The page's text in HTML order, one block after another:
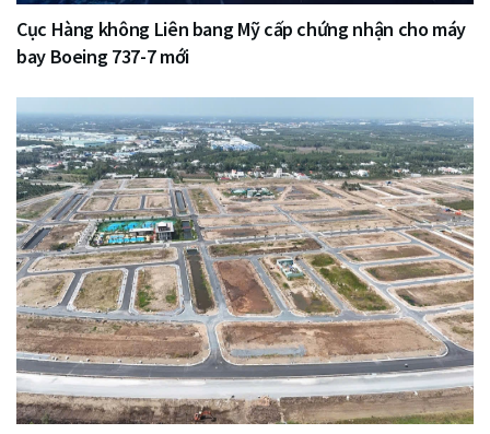
Cục Hàng không Liên bang Mỹ cấp chứng nhận cho máy
bay Boeing 737-7 mới